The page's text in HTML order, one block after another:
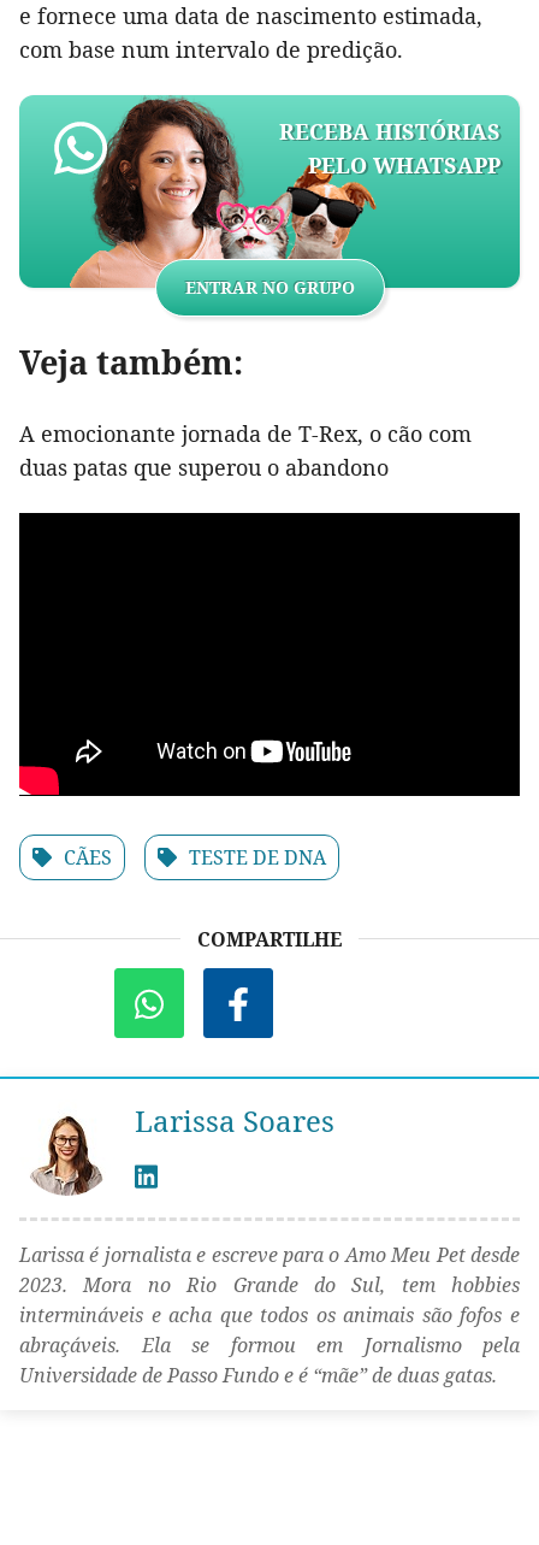
e fornece uma data de nascimento estimada,
com base num intervalo de predição.
RECEBA HISTÓRIAS
PELO WHATSAPP
ENTRAR NO GRUPO
Veja também:
A emocionante jornada de T-Rex, o cão com
duas patas que superou o abandono
CÃES TESTE DE DNA
COMPARTILHE
Larissa Soares
Larissa é jornalista e escreve para o Amo Meu Pet desde
2023. Mora no Rio Grande do Sul, tem hobbies
intermináveis e acha que todos os animais são fofos e
abraçáveis. Ela se formou em Jornalismo pela
Universidade de Passo Fundo e é “mãe” de duas gatas.